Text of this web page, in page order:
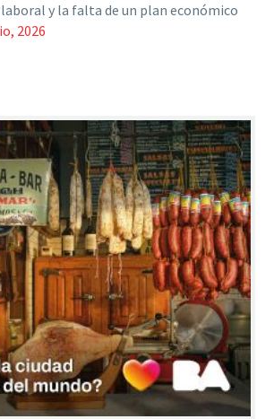
y la falta de un plan económico
2026